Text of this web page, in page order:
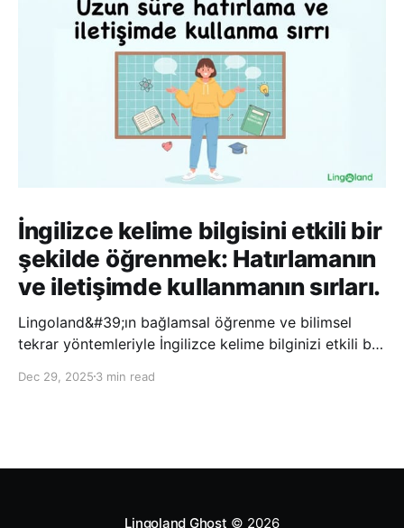
İngilizce kelime bilgisini etkili bir
şekilde öğrenmek: Hatırlamanın
ve iletişimde kullanmanın sırları.
Lingoland&#39;ın bağlamsal öğrenme ve bilimsel
tekrar yöntemleriyle İngilizce kelime bilginizi etkili bir
hatırlayabilir ve daha doğal bir şekilde iletişim
Dec 29, 2025 3 min read
Lingoland Ghost © 2026